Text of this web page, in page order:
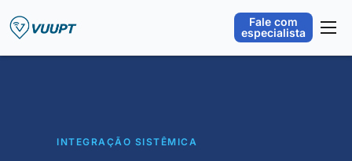
Plataforma
Integrações
Fale com
especialista
INTEGRAÇÃO SISTÊMICA